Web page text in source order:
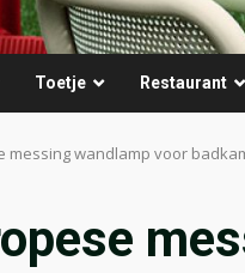
Toetje Restaurant
messing wandlamp voor